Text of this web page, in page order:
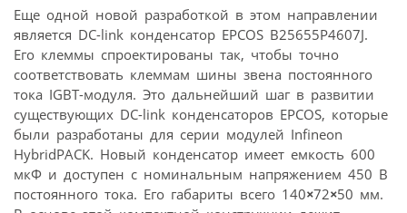
Еще одной новой разработкой в этом направлении
является DC-link конденсатор EPCOS B25655P4607J.
Его клеммы спроектированы так, чтобы точно
соответствовать клеммам шины звена постоянного
тока IGBT-модуля. Это дальнейший шаг в развитии
существующих DC-link конденсаторов EPCOS, которые
были разработаны для серии модулей Infineon
HybridPACK. Новый конденсатор имеет емкость 600
мкФ и доступен с номинальным напряжением 450 В
постоянного тока. Его габариты всего 140×72×50 мм.